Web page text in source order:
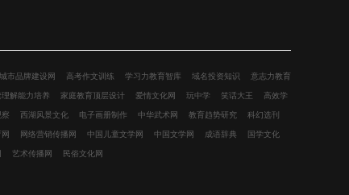
城市品牌建设网 高考作文训练 学习力教育智库 域名投资知识 意志力教育
理解能力培养 家庭教育顶层设计 爱情文化网 玩中学 笑话大王 高效学
西湖风景文化 电子画册制作 中华武术网 教育趋势研究 科幻选刊
网络营销传播网 中国儿童文学网 中国文学网 成语辞典 国学文化
艺术传播网 民俗文化网